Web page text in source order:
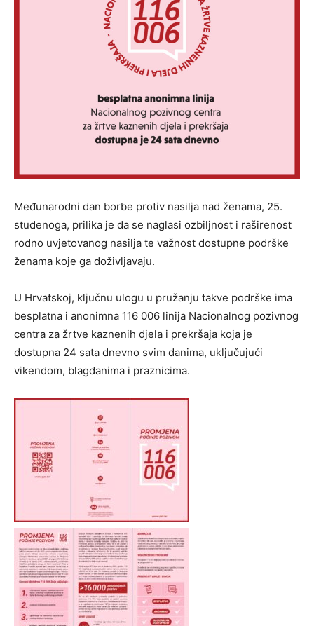
Međunarodni dan borbe protiv nasilja nad ženama, 25.
studenoga, prilika je da se naglasi ozbiljnost i raširenost
rodno uvjetovanog nasilja te važnost dostupne podrške
ženama koje ga doživljavaju.
U Hrvatskoj, ključnu ulogu u pružanju takve podrške ima
besplatna i anonimna 116 006 linija Nacionalnog pozivnog
centra za žrtve kaznenih djela i prekršaja koja je
dostupna 24 sata dnevno svim danima, uključujući
vikendom, blagdanima i praznicima.